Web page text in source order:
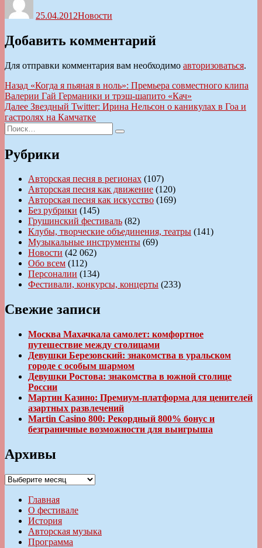
25.04.2012Новости
Добавить комментарий
Для отправки комментария вам необходимо авторизоваться.
Навигация
по
записям
Назад Предыдущая
запись:
«Когда я пьяная в ноль»: Премьера совместного клипа
Валерии Гай Германики и трэш-шапито «Кач»
Далее Следующая
запись:
Звездный Twitter: Ирина Нельсон о каникулах в Гоа и
гастролях на Камчатке
Искать:
Поиск
Рубрики
Авторская песня в регионах (107)
Авторская песня как движение (120)
Авторская песня как искусство (169)
Без рубрики (145)
Грушинский фестиваль (82)
Клубы, творческие объединения, театры (141)
Музыкальные инструменты (69)
Новости (42 062)
Обо всем (112)
Персоналии (134)
Фестивали, конкурсы, концерты (233)
Свежие записи
Москва Махачкала самолет: комфортное
путешествие между столицами
Девушки Березовский: знакомства в уральском
городе с особым шармом
Девушки Ростова: знакомства в южной столице
России
Мартин Казино: Премиум-платформа для ценителей
азартных развлечений
Martin Casino 800: Рекордный 800% бонус и
безграничные возможности для выигрыша
Архивы
Архивы
Главная
О фестивале
История
Авторская музыка
Программа